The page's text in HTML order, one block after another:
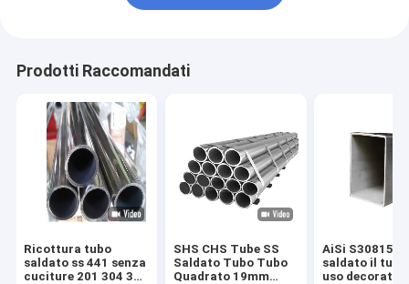
Prodotti Raccomandati
Ricottura tubo
saldato ss 441 senza
cuciture 201 304 316
SHS CHS Tube SS
Saldato Tubo Tubo
Quadrato 19mm
AiSi S30815
saldato il tubo
uso